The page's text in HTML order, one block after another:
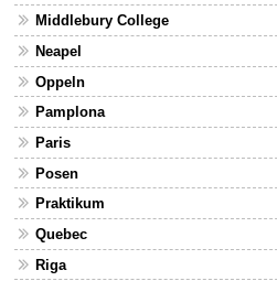
Middlebury College
Neapel
Oppeln
Pamplona
Paris
Posen
Praktikum
Quebec
Riga